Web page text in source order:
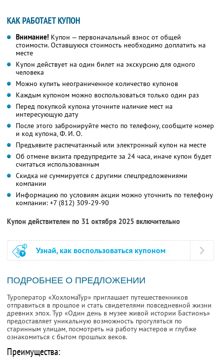
КАК РАБОТАЕТ КУПОН
Внимание! Купон — первоначальный взнос от общей
стоимости. Оставшуюся стоимость необходимо доплатить на
месте
Купон действует на один билет на экскурсию для одного
человека
Можно купить неограниченное количество купонов
Каждым купоном можно воспользоваться только один раз
Перед покупкой купона уточните наличие мест на
интересующую дату
После этого забронируйте место по телефону, сообщите номер
и код купона,Ф. И. О.
Предъявите распечатанный или электронный купон на месте
Об отмене визита предупредите за 24 часа, иначе купон будет
считаться использованным
Скидка не суммируется с другими спецпредложениями
компании
Информацию по условиям акции можно уточнить по телефону
компании: +7 (812) 309-29-90
Купон действителен по 31 октября 2025 включительно
Узнай, как воспользоваться купоном
ПОДРОБНЕЕ О ПРЕДЛОЖЕНИИ
Туроператор «ХохломаТур» приглашает путешественников
отправиться в прошлое и стать свидетелями повседневной жизни
древних эпох. Тур «Один день в музее живой истории Бастионъ»
предоставляет уникальную возможность прогуляться по
старинным улицам, посмотреть на работу мастеров и глубже
ознакомиться с бытом прошлых веков.
Преимущества: